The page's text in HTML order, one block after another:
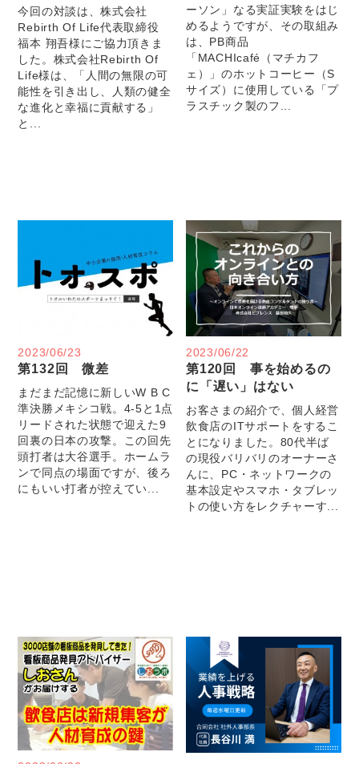
今回の対談は、株式会社
Rebirth Of Life代表取締役
福本 翔吾様にご協力頂きま
した。株式会社Rebirth Of
Life様は、「人間の無限の可
能性を引き出し、人類の健全
な進化と幸福に貢献する」
と...
ーソン」なる実証実験をはじ
めるようですが、その取組み
は、PB商品
「MACHIcafé（マチカフ
ェ）」のホットコーヒー（S
サイズ）に使用している「プ
ラスチック製のフ...
2023/06/23
第132回 微差
まだまだ記憶に新しいW B C
準決勝メキシコ戦。4-5と1点
リードされた状態で迎えた9
回裏の日本の攻撃。この回先
頭打者は大谷選手。ホームラ
ンで同点の場面ですが、後ろ
にもいい打者が控えてい...
2023/06/22
第120回 事を始めるの
に「遅い」はない
お客さまの紹介で、個人経営
飲食店のITサポートをするこ
とになりました。80代半ば
の現役バリバリのオーナーさ
んに、PC・ネットワークの
基本設定やスマホ・タブレッ
トの使い方をレクチャーす...